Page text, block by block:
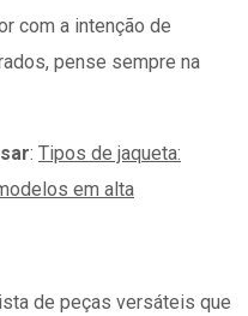
com a intenção de
pense sempre na
: Tipos de jaqueta:
em alta
de peças versáteis que